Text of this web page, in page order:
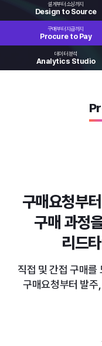
설계부터 소싱까지
Design to Source
구매부터 지급까지
Procure to Pay
데이터 분석
Analytics Studio
구매요청부
구매 과정
리드
직접 및 간접 구매를
구매요청부터 발주